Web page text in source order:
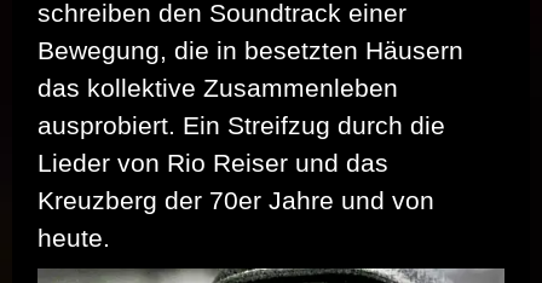
schreiben den Soundtrack einer
Bewegung, die in besetzten Häusern
das kollektive Zusammenleben
ausprobiert. Ein Streifzug durch die
Lieder von Rio Reiser und das
Kreuzberg der 70er Jahre und von
heute.